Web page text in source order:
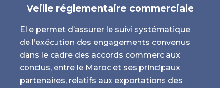
Veille réglementaire commerciale
Elle permet d’assurer le suivi systématique
de l’exécution des engagements convenus
dans le cadre des accords commerciaux
conclus, entre le Maroc et ses principaux
partenaires, relatifs aux exportations des